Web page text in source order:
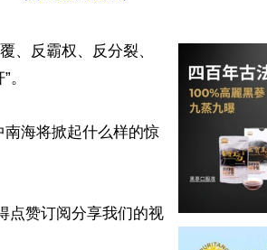
、反霸权、反分裂、
。
南海将掀起什么样的惊
点赞订阅分享我们的视